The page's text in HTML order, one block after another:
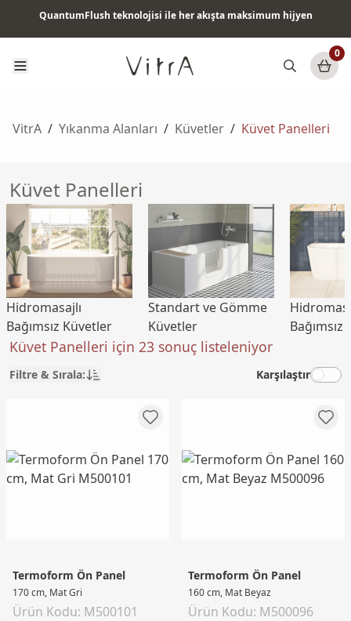
QuantumFlush teknolojisi ile her akışta maksimum hijyen
0
VitrA / Yıkanma Alanları / Küvetler / Küvet Panelleri
Küvet Panelleri
Hidromasajlı
Bağımsız Küvetler
Standart ve Gömme
Küvetler
Küvet Panelleri için 23 sonuç listeleniyor
Filtre & Sırala: Karşılaştır
Termoform Ön Panel
170 cm, Mat Gri
Ürün Kodu: M500101
Termoform Ön Panel
160 cm, Mat Beyaz
Ürün Kodu: M500096